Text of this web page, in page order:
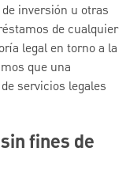
inversión u otras
de cualquier
legal en torno a la
que una
servicios legales
fines de